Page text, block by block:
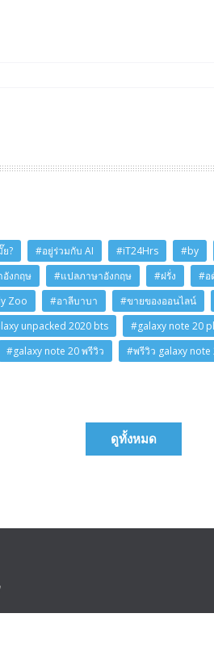
? #อยู่ร่วมกับ AI #iT24Hrs #by
อังกฤษ #แปลภาษาอังกฤษ #ฝรั่ง #อ
Zoo #อาลีบาบา #ขายของออนไลน์
unpacked 2020 bts #galaxy note 20
#galaxy note 20 พรีวิว #พรีวิว galaxy note
ดูทั้งหมด